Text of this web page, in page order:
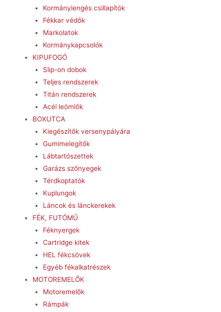
Kormánylengés csillapítók
Fékkar védők
Markolatok
Kormánykapcsolók
KIPUFOGÓ
Slip-on dobok
Teljes rendszerek
Titán rendszerek
Acél leömlők
BOXUTCA
Kiegészítők versenypályára
Gumimelegítők
Lábtartószettek
Garázs szőnyegek
Térdkoptatók
Kuplungok
Láncok és lánckerekek
FÉK, FUTÓMŰ
Féknyergek
Cartridge kitek
HEL fékcsövek
Egyéb fékalkatrészek
MOTOREMELŐK
Motoremelők
Rámpák